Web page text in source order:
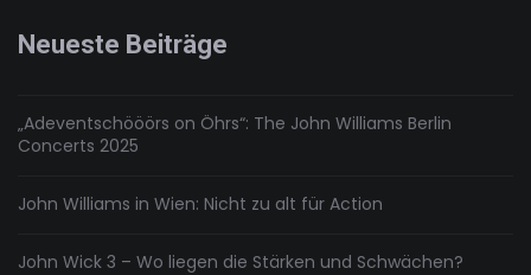
Neueste Beiträge
„Adeventschööörs on Öhrs“: The John Williams Berlin
Concerts 2025
John Williams in Wien: Nicht zu alt für Action
John Wick 3 – Wo liegen die Stärken und Schwächen?